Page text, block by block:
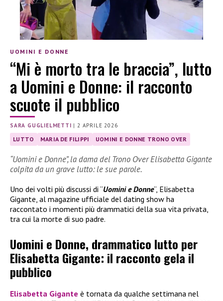
UOMINI E DONNE
“Mi è morto tra le braccia”, lutto
a Uomini e Donne: il racconto
scuote il pubblico
SARA GUGLIELMETTI |2 APRILE 2026
LUTTO MARIA DE FILIPPI UOMINI E DONNE TRONO OVER
“Uomini e Donne”, la dama del Trono Over Elisabetta Gigante
colpita da un grave lutto: le sue parole.
Uno dei volti più discussi di “Uomini e Donne“, Elisabetta
Gigante, al magazine ufficiale del dating show ha
raccontato i momenti più drammatici della sua vita privata,
tra cui la morte di suo padre.
Uomini e Donne, drammatico lutto per
Elisabetta Gigante: il racconto gela il
pubblico
Elisabetta Gigante è tornata da qualche settimana nel